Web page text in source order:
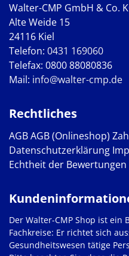
Walter-CMP GmbH & Co.
Alte Weide 15
24116 Kiel
Telefon: 0431 169060
Telefax: 0800 88080836
Mail: info@walter-cmp.de
Rechtliches
AGBAGB (Onlineshop)
Datenschutzerklärung
Echtheit der Bewertungen
Der Walter-CMP Shop ist ein
Fachkreise: Er richtet sich
Gesundheitswesen tätige